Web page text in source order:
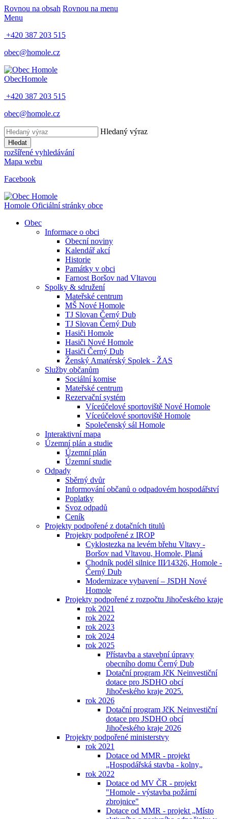
Rovnou na obsah Rovnou na menu
Menu
+420 387 203 515
obec@homole.cz
ObecHomole
+420 387 203 515
obec@homole.cz
Hledaný výraz
Hledat
rozšířené vyhledávání
Mapa webu
Facebook
Homole Oficiální stránky obce
Obec
Informace o obci
Obecní noviny
Kalendář akcí
Historie
Památky v obci
Farnost Boršov nad Vltavou
Spolky & sdružení
Mateřské centrum
MŠ Nové Homole
TJ Slovan Černý Dub
TJ Slovan Černý Dub
Hasiči Homole
Hasiči Nové Homole
Hasiči Černý Dub
Ženský Amatérský Spolek - ŽAS
Služby občanům
Sociální komise
Mateřské centrum
Rezervační systém
Víceúčelové sportoviště Nové Homole
Víceúčelové sportoviště Homole
Společenský sál Homole
Interaktivní mapa
Územní plán a studie
Územní plán
Územní studie
Odpady
Sběrný dvůr
Informování občanů o odpadovém hospodářství
Poplatky
Svoz odpadů
Ceník
Projekty podpořené z dotačních titulů
Projekty podpořené z IROP
Cyklostezka na levém břehu Vltavy -
Boršov nad Vltavou, Homole, Planá
Chodník podél silnice III⁄14326, Homole -
Černý Dub
Modernizace vybavení – JSDH Nové
Homole
Projekty podpořené z rozpočtu Jihočeského kraje
rok 2021
rok 2022
rok 2023
rok 2024
rok 2025
Přístavba a stavební úpravy
obecního domu Černý Dub
Dotační program JčK Neinvestiční
dotace pro JSDHO obcí
Jihočeského kraje 2025.
rok 2026
Dotační program JčK Neinvestiční
dotace pro JSDHO obcí
Jihočeského kraje 2026
Projekty podpořené ministerstvy
rok 2021
Dotace od MMR - projekt
„Hospodářská stavba - kolny„
rok 2022
Dotace od MV ČR - projekt
"Homole - výstavba požární
zbrojnice"
Dotace od MMR - projekt „Místo